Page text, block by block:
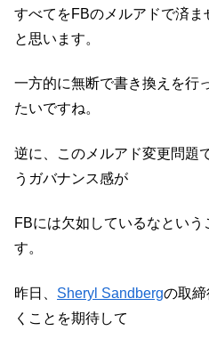
すべてをFBのメルアドで済
と思います。
一方的に無断で書き換えを行
たいですね。
逆に、このメルアド変更問題
うガバナンス感が
FBには欠如しているなとい
す。
昨日、 Sheryl Sandbergの取
くことを期待して